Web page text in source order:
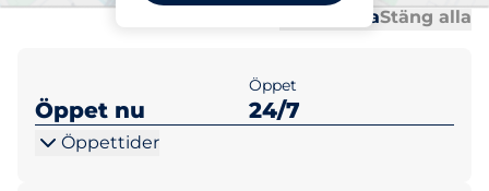
Öppna allaStäng alla
Öppet nu
Öppet
24/7
Öppettider